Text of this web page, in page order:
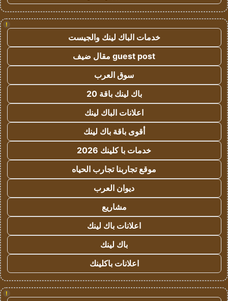
!
خدمات الباك لينك والجيست
guest post مقال ضيف
سوق العرب
باك لينك باقة 20
اعلانات الباك لينك
أقوى باقة باك لينك
خدمات با كلينك 2026
موقع تجاربنا تجارب الحياه
ديوان العرب
مشاريع
اعلانات باك لينك
باك لينك
اعلانات باكلينك
!